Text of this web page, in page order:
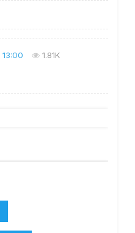
13:00 1.81K